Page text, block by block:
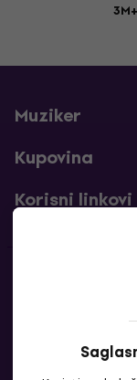
Muziker
Kupovina
Korisni linkovi